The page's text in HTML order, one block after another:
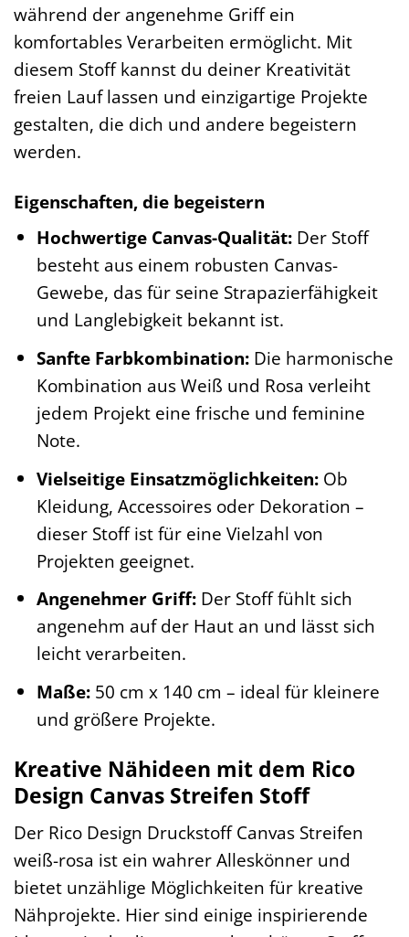
während der angenehme Griff ein
komfortables Verarbeiten ermöglicht. Mit
diesem Stoff kannst du deiner Kreativität
freien Lauf lassen und einzigartige Projekte
gestalten, die dich und andere begeistern
werden.
Eigenschaften, die begeistern
Hochwertige Canvas-Qualität:Der Stoff
besteht aus einem robusten Canvas-
Gewebe, das für seine Strapazierfähigkeit
und Langlebigkeit bekannt ist.
Sanfte Farbkombination:Die harmonische
Kombination aus Weiß und Rosa verleiht
jedem Projekt eine frische und feminine
Note.
Vielseitige Einsatzmöglichkeiten:Ob
Kleidung, Accessoires oder Dekoration –
dieser Stoff ist für eine Vielzahl von
Projekten geeignet.
Angenehmer Griff:Der Stoff fühlt sich
angenehm auf der Haut an und lässt sich
leicht verarbeiten.
Maße:50 cm x 140 cm – ideal für kleinere
und größere Projekte.
Kreative Nähideen mit dem Rico
Design Canvas Streifen Stoff
Der Rico Design Druckstoff Canvas Streifen
weiß-rosa ist ein wahrer Alleskönner und
bietet unzählige Möglichkeiten für kreative
Nähprojekte. Hier sind einige inspirierende